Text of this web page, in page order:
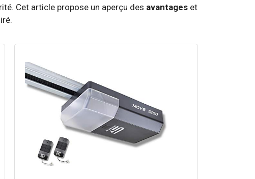
Cet article propose un aperçu des avantages et